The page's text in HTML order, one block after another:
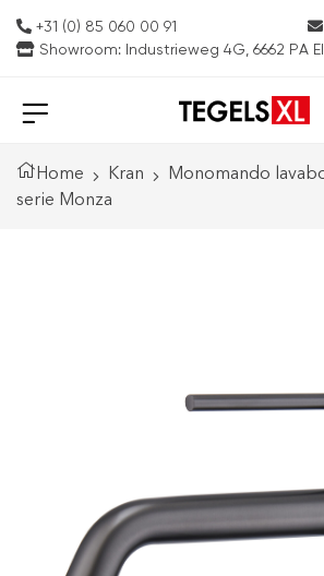
+31 (0) 85 060 00 91
Showroom: Industrieweg 4G, 6662 PA
Home Kran
Monomando
serie Monza